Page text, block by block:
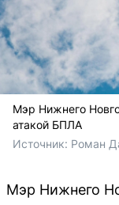
Мэр Нижнего
атакой БПЛА
Источник: Роман
Мэр Нижнего